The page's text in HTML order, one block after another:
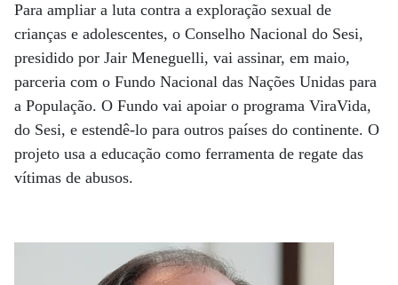
Para ampliar a luta contra a exploração sexual de
crianças e adolescentes, o Conselho Nacional do Sesi,
presidido por Jair Meneguelli, vai assinar, em maio,
parceria com o Fundo Nacional das Nações Unidas para
a População. O Fundo vai apoiar o programa ViraVida,
do Sesi, e estendê-lo para outros países do continente. O
projeto usa a educação como ferramenta de regate das
vítimas de abusos.